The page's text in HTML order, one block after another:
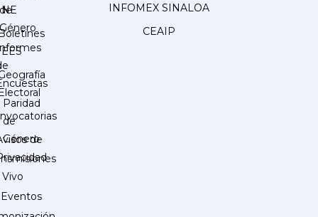
de
de
Género
Paridad
de
Género
Eventos
INFOMEX SINALOA
CEAIP